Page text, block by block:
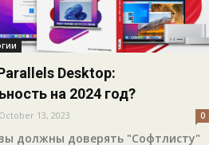
Desktop:
на 2024 год?
October 13, 2023 0
должны доверять "Софтлисту"